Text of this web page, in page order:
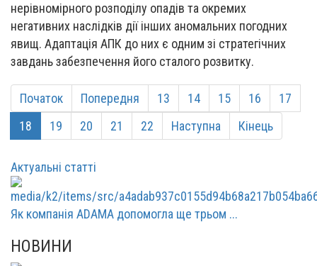
нерівномірного розподілу опадів та окремих
негативних наслідків дії інших аномальних погодних
явищ. Адаптація АПК до них є одним зі стратегічних
завдань забезпечення його сталого розвитку.
Початок Попередня 13 14 15 16
17
18
19 20 21 22 Наступна Кінець
Актуальні статті
Як компанія ADAMA допомогла ще трьом ...
НОВИНИ